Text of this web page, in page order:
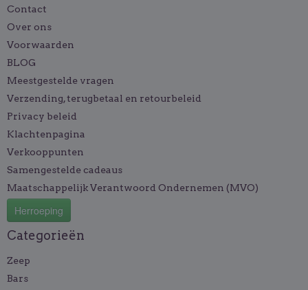
Contact
Over ons
Voorwaarden
BLOG
Meestgestelde vragen
Verzending, terugbetaal en retourbeleid
Privacy beleid
Klachtenpagina
Verkooppunten
Samengestelde cadeaus
Maatschappelijk Verantwoord Ondernemen (MVO)
Herroeping
Categorieën
Zeep
Bars